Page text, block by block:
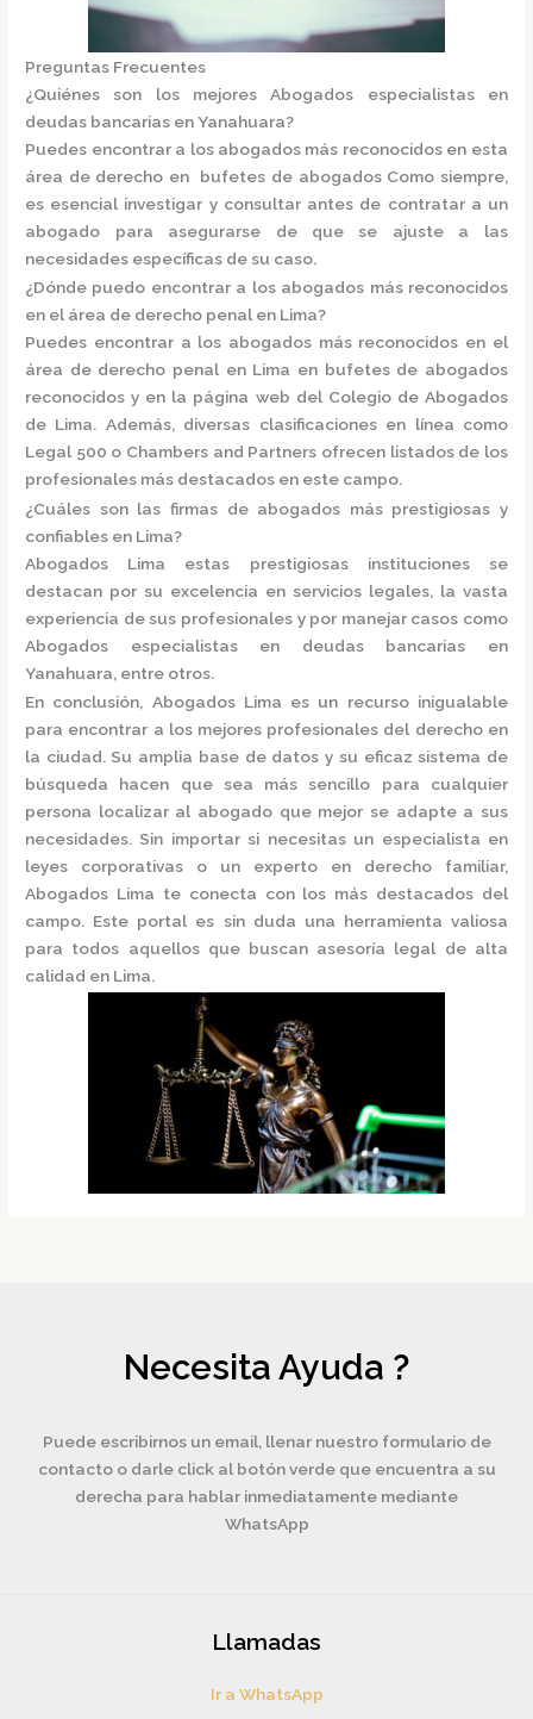
Preguntas Frecuentes
¿Quiénes son los mejores Abogados especialistas en
deudas bancarias en Yanahuara?
Puedes encontrar a los abogados más reconocidos en esta
área de derecho en bufetes de abogados Como siempre,
es esencial investigar y consultar antes de contratar a un
abogado para asegurarse de que se ajuste a las
necesidades específicas de su caso.
¿Dónde puedo encontrar a los abogados más reconocidos
en el área de derecho penal en Lima?
Puedes encontrar a los abogados más reconocidos en el
área de derecho penal en Lima en bufetes de abogados
reconocidos y en la página web del Colegio de Abogados
de Lima. Además, diversas clasificaciones en línea como
Legal 500 o Chambers and Partners ofrecen listados de los
profesionales más destacados en este campo.
¿Cuáles son las firmas de abogados más prestigiosas y
confiables en Lima?
Abogados Lima estas prestigiosas instituciones se
destacan por su excelencia en servicios legales, la vasta
experiencia de sus profesionales y por manejar casos como
Abogados especialistas en deudas bancarias en
Yanahuara, entre otros.
En conclusión, Abogados Lima es un recurso inigualable
para encontrar a los mejores profesionales del derecho en
la ciudad. Su amplia base de datos y su eficaz sistema de
búsqueda hacen que sea más sencillo para cualquier
persona localizar al abogado que mejor se adapte a sus
necesidades. Sin importar si necesitas un especialista en
leyes corporativas o un experto en derecho familiar,
Abogados Lima te conecta con los más destacados del
campo. Este portal es sin duda una herramienta valiosa
para todos aquellos que buscan asesoría legal de alta
calidad en Lima.
Necesita Ayuda ?
Puede escribirnos un email, llenar nuestro formulario de
contacto o darle click al botón verde que encuentra a su
derecha para hablar inmediatamente mediante
WhatsApp
Llamadas
Ir a WhatsApp